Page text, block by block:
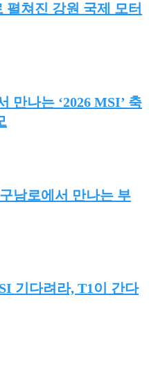
펼쳐진 강원 국제 모터
만나는 ‘2026 MSI’ 축
남로에서 만나는 부
기다려라, T1이 간다